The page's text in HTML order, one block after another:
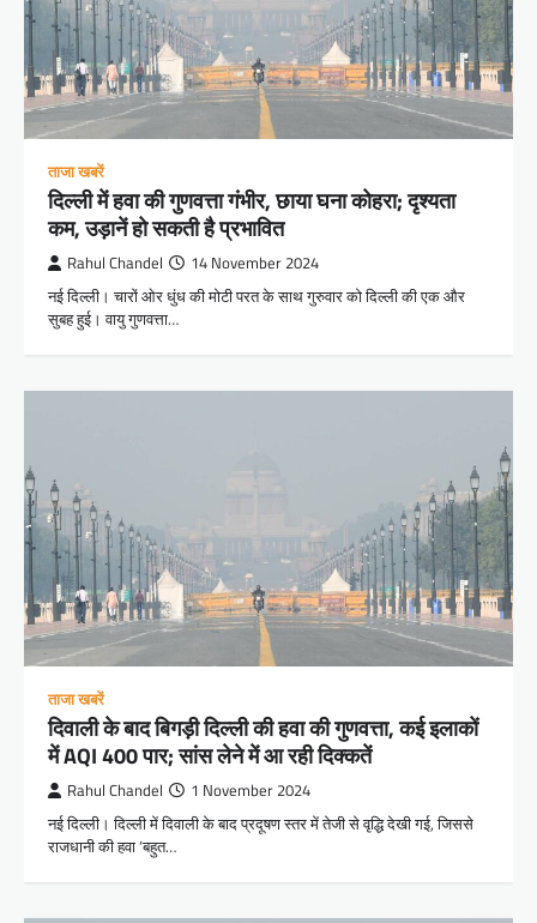
ताजा खबरें
दिल्ली में हवा की गुणवत्ता गंभीर, छाया घना कोहरा; दृश्यता
कम, उड़ानें हो सकती है प्रभावित
Rahul Chandel 14 November 2024
नई दिल्ली। चारों ओर धुंध की मोटी परत के साथ गुरुवार को दिल्ली की एक और
सुबह हुई। वायु गुणवत्ता…
ताजा खबरें
दिवाली के बाद बिगड़ी दिल्ली की हवा की गुणवत्ता, कई इलाकों
में AQI 400 पार; सांस लेने में आ रही दिक्कतें
Rahul Chandel 1 November 2024
नई दिल्ली। दिल्ली में दिवाली के बाद प्रदूषण स्तर में तेजी से वृद्धि देखी गई, जिससे
राजधानी की हवा ‘बहुत…